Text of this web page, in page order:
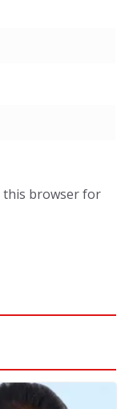
this browser for